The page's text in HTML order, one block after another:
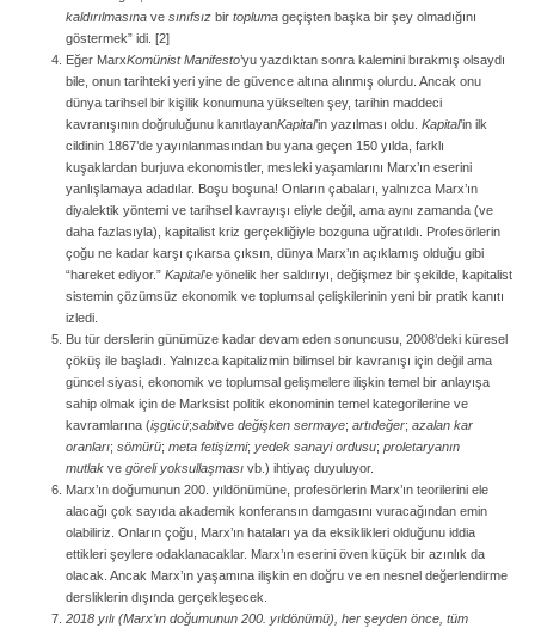
kaldırılmasına ve sınıfsız bir topluma geçişten başka bir şey olmadığını
göstermek” idi. [2]
Eğer MarxKomünist Manifesto’yu yazdıktan sonra kalemini bırakmış olsaydı
bile, onun tarihteki yeri yine de güvence altına alınmış olurdu. Ancak onu
dünya tarihsel bir kişilik konumuna yükselten şey, tarihin maddeci
kavranışının doğruluğunu kanıtlayanKapital’in yazılması oldu. Kapital’in ilk
cildinin 1867’de yayınlanmasından bu yana geçen 150 yılda, farklı
kuşaklardan burjuva ekonomistler, mesleki yaşamlarını Marx’ın eserini
yanlışlamaya adadılar. Boşu boşuna! Onların çabaları, yalnızca Marx’ın
diyalektik yöntemi ve tarihsel kavrayışı eliyle değil, ama aynı zamanda (ve
daha fazlasıyla), kapitalist kriz gerçekliğiyle bozguna uğratıldı. Profesörlerin
çoğu ne kadar karşı çıkarsa çıksın, dünya Marx’ın açıklamış olduğu gibi
“hareket ediyor.” Kapital’e yönelik her saldırıyı, değişmez bir şekilde, kapitalist
sistemin çözümsüz ekonomik ve toplumsal çelişkilerinin yeni bir pratik kanıtı
izledi.
Bu tür derslerin günümüze kadar devam eden sonuncusu, 2008’deki küresel
çöküş ile başladı. Yalnızca kapitalizmin bilimsel bir kavranışı için değil ama
güncel siyasi, ekonomik ve toplumsal gelişmelere ilişkin temel bir anlayışa
sahip olmak için de Marksist politik ekonominin temel kategorilerine ve
kavramlarına (işgücü;sabitve değişken sermaye; artıdeğer; azalan kar
oranları; sömürü; meta fetişizmi; yedek sanayi ordusu; proletaryanın
mutlak ve göreli yoksullaşması vb.) ihtiyaç duyuluyor.
Marx’ın doğumunun 200. yıldönümüne, profesörlerin Marx’ın teorilerini ele
alacağı çok sayıda akademik konferansın damgasını vuracağından emin
olabiliriz. Onların çoğu, Marx’ın hataları ya da eksiklikleri olduğunu iddia
ettikleri şeylere odaklanacaklar. Marx’ın eserini öven küçük bir azınlık da
olacak. Ancak Marx’ın yaşamına ilişkin en doğru ve en nesnel değerlendirme
dersliklerin dışında gerçekleşecek.
2018 yılı (Marx’ın doğumunun 200. yıldönümü), her şeyden önce, tüm